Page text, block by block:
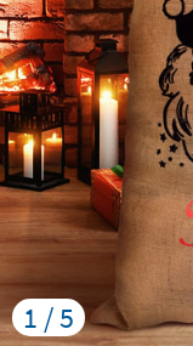
1 / 5